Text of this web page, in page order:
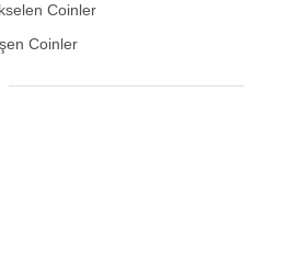
Coinler
Coinler